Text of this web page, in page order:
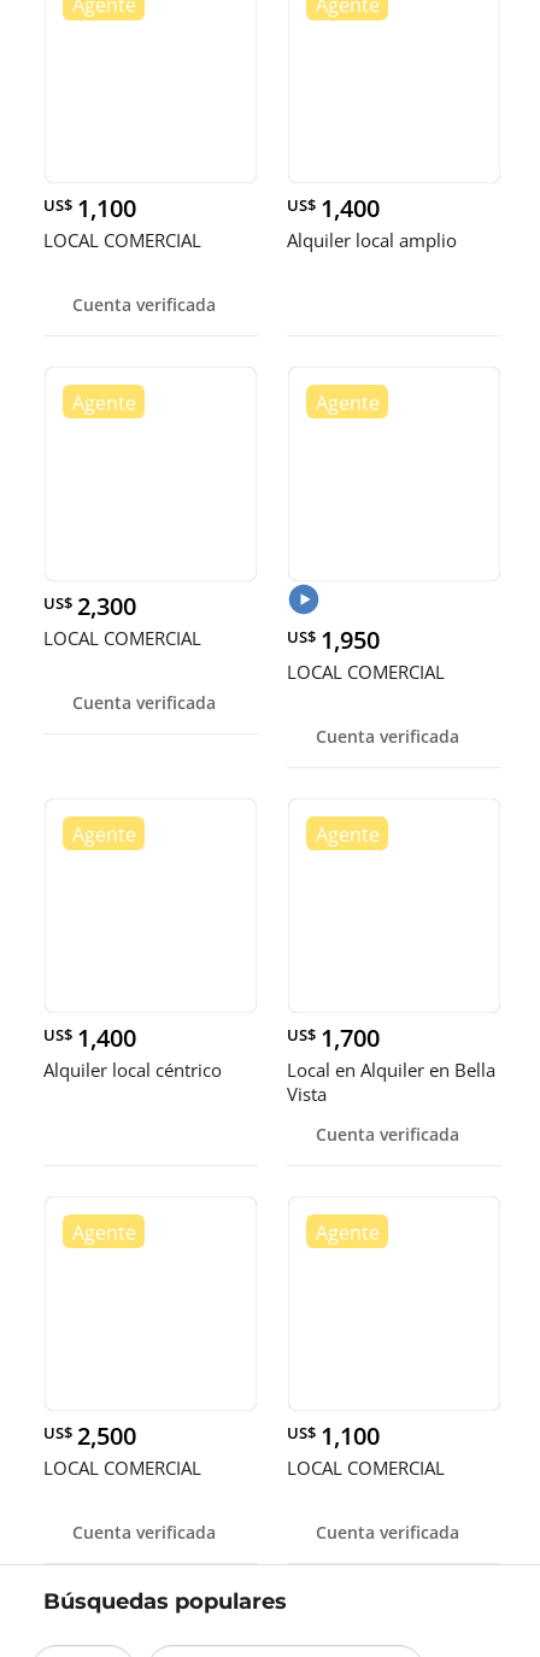
US$ 1,100
LOCAL COMERCIAL
Cuenta verificada
US$ 1,400
Alquiler local amplio
US$ 2,300
LOCAL COMERCIAL
Cuenta verificada
US$ 1,950
LOCAL COMERCIAL
Cuenta verificada
US$ 1,400
Alquiler local céntrico
US$ 1,700
Local en Alquiler en Bella
Vista
Cuenta verificada
US$ 2,500
LOCAL COMERCIAL
Cuenta verificada
US$ 1,100
LOCAL COMERCIAL
Cuenta verificada
Búsquedas populares